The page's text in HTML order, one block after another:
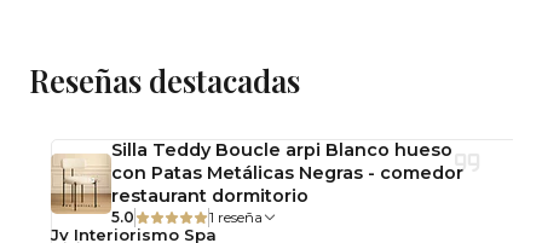
Incluye herrajes para armado
Consejo
Aspira suavemente la felpa una vez por semana
Reseñas destacadas
Silla Teddy Boucle arpi Blanco hueso
con Patas Metálicas Negras - comedor
restaurant dormitorio
5.0 1 reseña
Jv Interiorismo Spa